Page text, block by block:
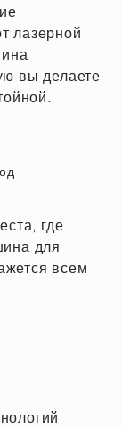
лазерной
вы делаете
где
для
всем